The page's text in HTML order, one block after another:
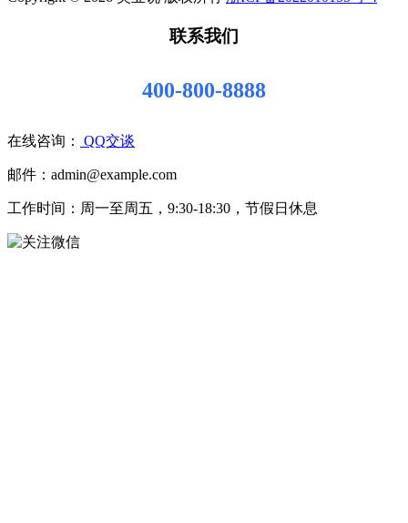
联系我们
400-800-8888
在线咨询： QQ交谈
邮件：admin@example.com
工作时间：周一至周五，9:30-18:30，节假日休息